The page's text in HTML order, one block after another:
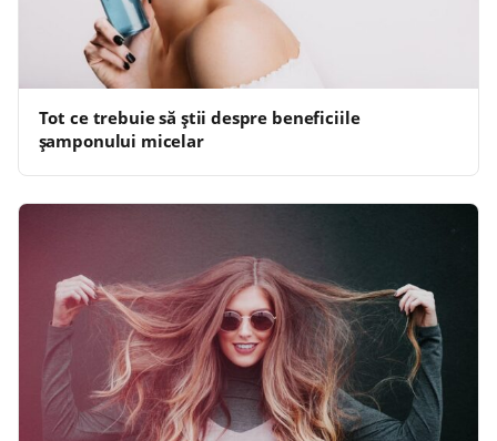
Tot ce trebuie să știi despre beneficiile
șamponului micelar